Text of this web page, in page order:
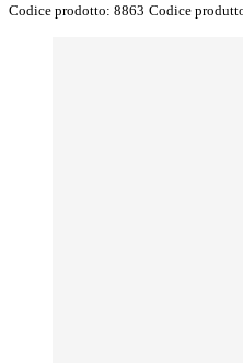
Codice prodotto: 8863 Codice